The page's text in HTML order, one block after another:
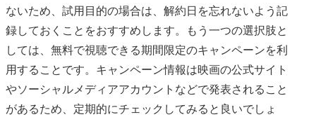
ないため、試用目的の場合は、解約日を忘れないよう記
録しておくことをおすすめします。もう一つの選択肢と
しては、無料で視聴できる期間限定のキャンペーンを利
用することです。キャンペーン情報は映画の公式サイト
やソーシャルメディアアカウントなどで発表されること
があるため、定期的にチェックしてみると良いでしょ